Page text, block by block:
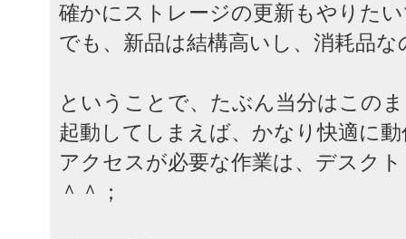
確かにストレージの更新もやりた
でも、新品は結構高いし、消耗品
ということで、たぶん当分はこの
起動してしまえば、かなり快適に
アクセスが必要な作業は、デスク
＾＾；